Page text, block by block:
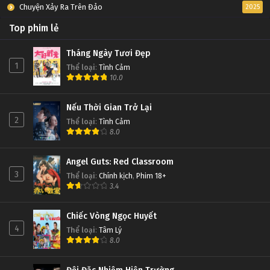
Chuyện Xảy Ra Trên Đảo 2025
Top phim lẻ
1
Tháng Ngày Tươi Đẹp
Thể loại: Tình Cảm
10.0
2
Nếu Thời Gian Trở Lại
Thể loại: Tình Cảm
8.0
3
Angel Guts: Red Classroom
Thể loại: Chính kịch, Phim 18+
3.4
4
Chiếc Vòng Ngọc Huyết
Thể loại: Tâm Lý
8.0